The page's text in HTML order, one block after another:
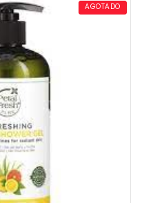
AL CARRITO AGOTADO